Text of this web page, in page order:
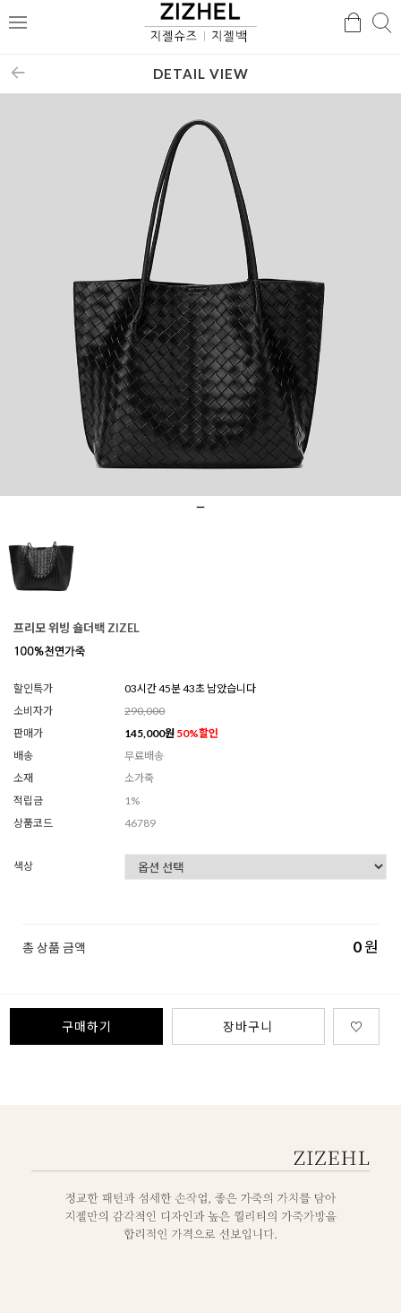
메
검
DETAIL VIEW
프리모 위빙 숄더백 ZIZEL
할인특가
03시간 45분 41초 남았습니다
소비자가
290,000
판매가
145,000원 50%할인
배송
무료배송
소재
소가죽
적립금
1%
상품코드
46789
색상
총 상품 금액 0원
구매하기 장바구니 ♡